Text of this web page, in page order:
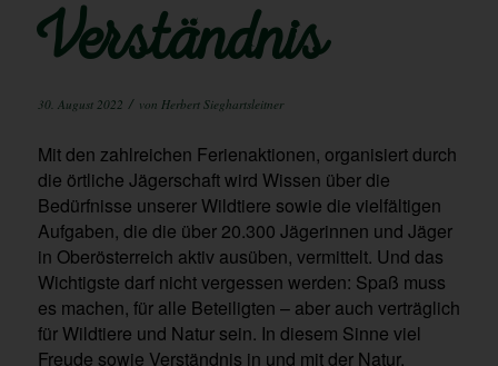
Verständnis
30. August 2022 / von Herbert Sieghartsleitner
Mit den zahlreichen Ferienaktionen, organisiert durch
die örtliche Jägerschaft wird Wissen über die
Bedürfnisse unserer Wildtiere sowie die vielfältigen
Aufgaben, die die über 20.300 Jägerinnen und Jäger
in Oberösterreich aktiv ausüben, vermittelt. Und das
Wichtigste darf nicht vergessen werden: Spaß muss
es machen, für alle Beteiligten – aber auch verträglich
für Wildtiere und Natur sein. In diesem Sinne viel
Freude sowie Verständnis in und mit der Natur.